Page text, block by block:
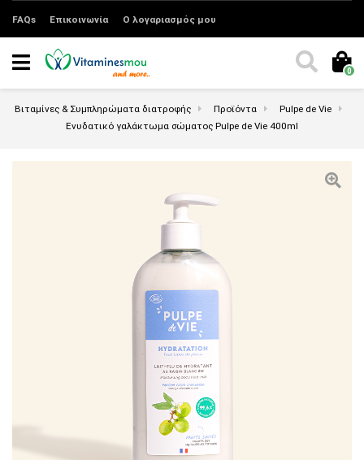
FAQs Επικοινωνία Ο λογαριασμός μου
0
Βιταμίνες & Συμπληρώματα διατροφής Προϊόντα
Pulpe de Vie
Ενυδατικό γαλάκτωμα σώματος Pulpe de Vie 400ml